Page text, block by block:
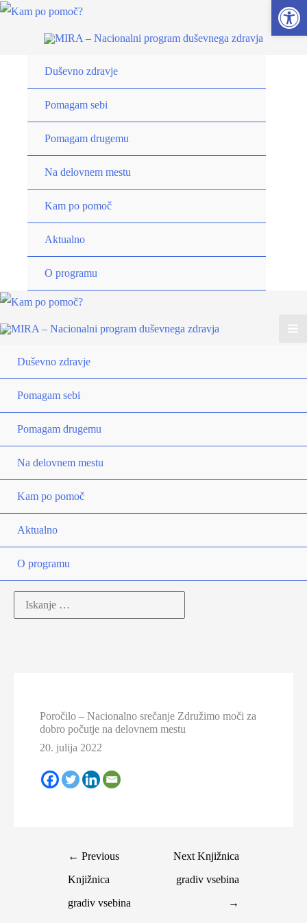
Duševno zdravje
Pomagam sebi
Pomagam drugemu
Na delovnem mestu
Kam po pomoč
Aktualno
O programu
Duševno zdravje
Pomagam sebi
Pomagam drugemu
Na delovnem mestu
Kam po pomoč
Aktualno
O programu
Poročilo – Nacionalno srečanje Združimo moči za
dobro počutje na delovnem mestu
20. julija 2022
← Previous
Knjižnica
gradiv vsebina
Next Knjižnica
gradiv vsebina
→